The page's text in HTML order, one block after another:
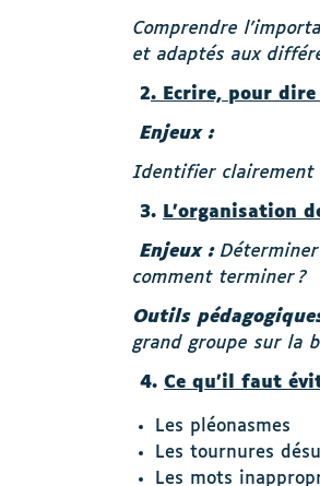
Comprendre
et adaptés aux
2. Ecrire, pour dire
Enjeux :
Identifier clairement
3. L’organisation
Enjeux :
comment terminer ?
Outils
grand groupe sur la
4. Ce qu’il faut
Les pléonasmes
Les tournures
Les mots